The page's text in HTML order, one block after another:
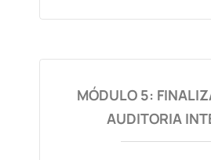
MÓDULO 5:
AUDITORIA